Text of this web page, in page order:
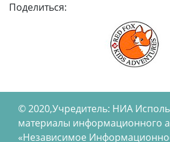
Поделиться:
© 2020,Учредитель: НИА
материалы информационного
«Независимое